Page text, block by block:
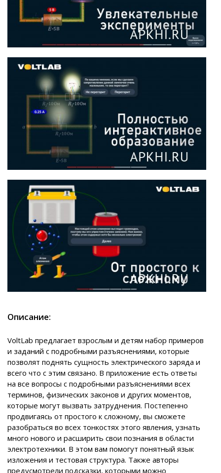
Описание:
VoltLab предлагает взрослым и детям набор примеров
и заданий с подробными разъяснениями, которые
позволят поднять сущность электрического заряда и
всего что с этим связано. В приложение есть ответы
на все вопросы с подробными разъяснениями всех
терминов, физических законов и других моментов,
которые могут вызвать затруднения. Постепенно
продвигаясь от простого к сложному, вы сможете
разобраться во всех тонкостях этого явления, узнать
много нового и расширить свои познания в области
электротехники. В этом вам помогут понятный язык
изложения и тестовая структура. Также авторы
предусмотрели подсказки, которыми можно